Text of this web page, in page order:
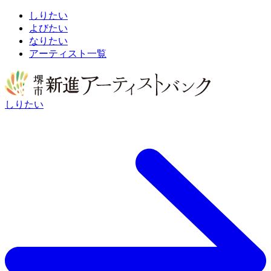
しりたい
よびたい
なりたい
アーティスト一覧
しりたい